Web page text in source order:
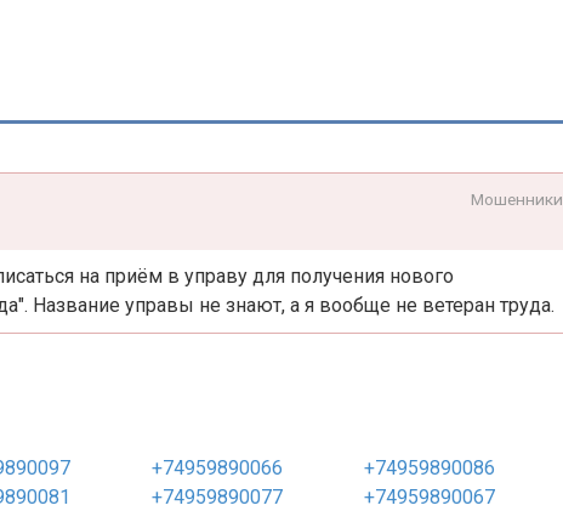
Мошенники
на приём в управу для получения нового
Название управы не знают, а я вообще не ветеран труда.
+74959890066
+74959890086
+74959890077
+74959890067